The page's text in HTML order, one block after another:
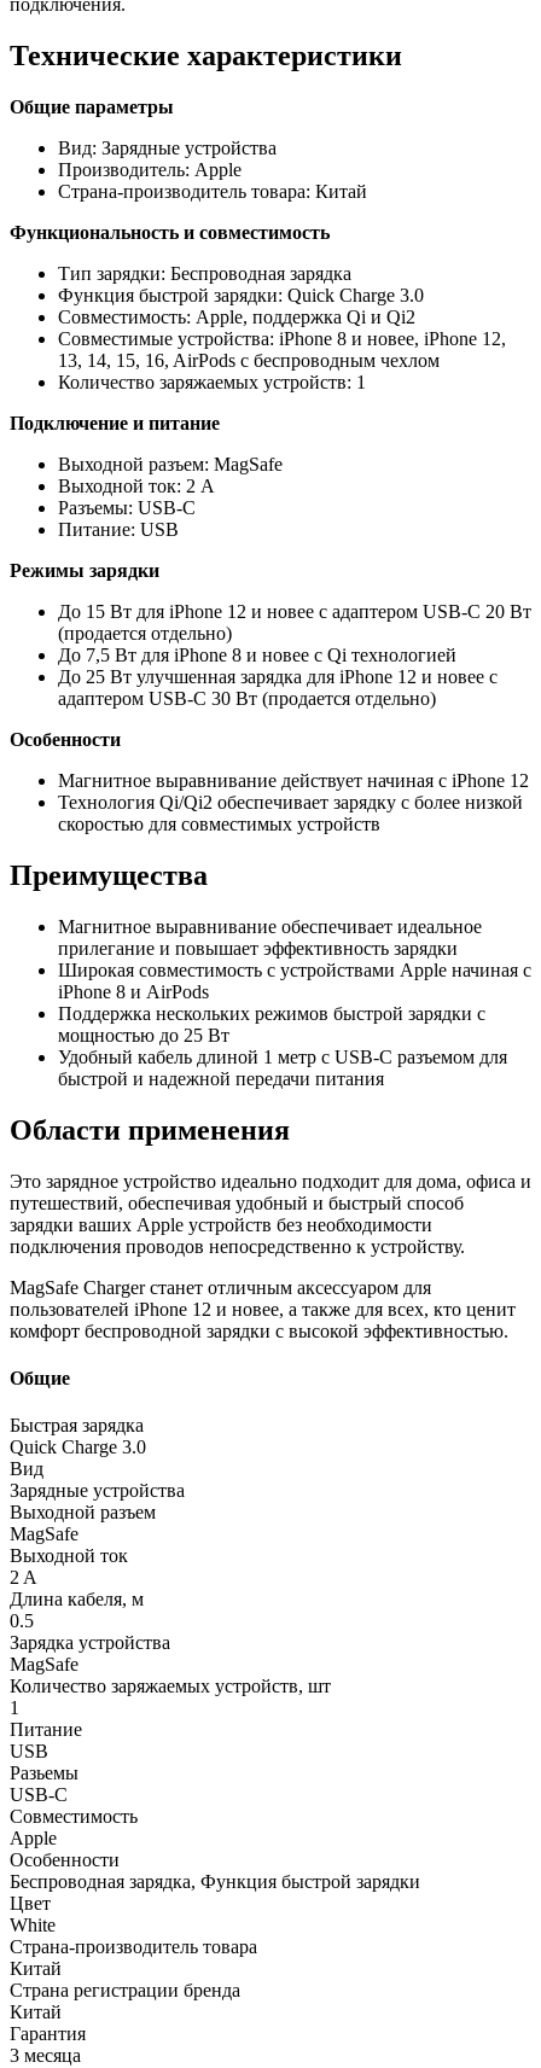
подключения.
Технические характеристики
Общие параметры
Вид: Зарядные устройства
Производитель: Apple
Страна-производитель товара: Китай
Функциональность и совместимость
Тип зарядки: Беспроводная зарядка
Функция быстрой зарядки: Quick Charge 3.0
Совместимость: Apple, поддержка Qi и Qi2
Совместимые устройства: iPhone 8 и новее, iPhone 12,
13, 14, 15, 16, AirPods с беспроводным чехлом
Количество заряжаемых устройств: 1
Подключение и питание
Выходной разъем: MagSafe
Выходной ток: 2 A
Разъемы: USB-C
Питание: USB
Режимы зарядки
До 15 Вт для iPhone 12 и новее с адаптером USB-C 20 Вт
(продается отдельно)
До 7,5 Вт для iPhone 8 и новее с Qi технологией
До 25 Вт улучшенная зарядка для iPhone 12 и новее с
адаптером USB-C 30 Вт (продается отдельно)
Особенности
Магнитное выравнивание действует начиная с iPhone 12
Технология Qi/Qi2 обеспечивает зарядку с более низкой
скоростью для совместимых устройств
Преимущества
Магнитное выравнивание обеспечивает идеальное
прилегание и повышает эффективность зарядки
Широкая совместимость с устройствами Apple начиная с
iPhone 8 и AirPods
Поддержка нескольких режимов быстрой зарядки с
мощностью до 25 Вт
Удобный кабель длиной 1 метр с USB-C разъемом для
быстрой и надежной передачи питания
Области применения
Это зарядное устройство идеально подходит для дома, офиса и
путешествий, обеспечивая удобный и быстрый способ
зарядки ваших Apple устройств без необходимости
подключения проводов непосредственно к устройству.
MagSafe Charger станет отличным аксессуаром для
пользователей iPhone 12 и новее, а также для всех, кто ценит
комфорт беспроводной зарядки с высокой эффективностью.
Общие
Быстрая зарядка
Quick Charge 3.0
Вид
Зарядные устройства
Выходной разъем
MagSafe
Выходной ток
2 A
Длина кабеля, м
0.5
Зарядка устройства
MagSafe
Количество заряжаемых устройств, шт
1
Питание
USB
Разьемы
USB-C
Совместимость
Apple
Особенности
Беспроводная зарядка, Функция быстрой зарядки
Цвет
White
Страна-производитель товара
Китай
Страна регистрации бренда
Китай
Гарантия
3 месяца